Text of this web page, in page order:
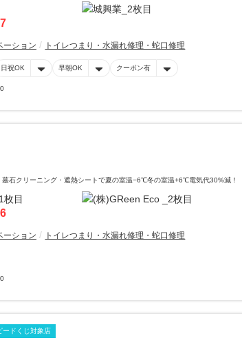
ーション トイレつまり・水漏れ修理・蛇口修理
日祝OK 早朝OK クーポン有
墓石クリーニング・遮熱シートで夏の室温−6℃冬の室温+6℃電気代30%減！
ーション トイレつまり・水漏れ修理・蛇口修理
ードくじ対象店